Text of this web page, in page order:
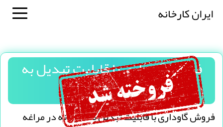
ایران کارخانه
فروش گاوداری با قابلیت تبدیل به
کارخانه در مراغه
فروش گاوداری با قابلیت تبدیل به کارخانه در مراغه